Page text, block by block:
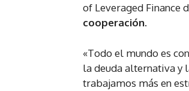
of Leveraged Finance
cooperación.
«Todo el mundo es
la deuda alternativa y
trabajamos más en